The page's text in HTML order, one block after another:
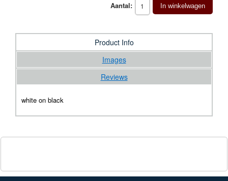
Aantal: In winkelwagen
Product Info
Images
Reviews
white on black